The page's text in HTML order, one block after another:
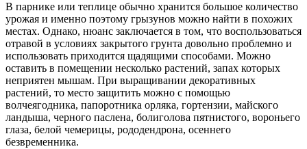
В парнике или теплице обычно хранится большое количество
урожая и именно поэтому грызунов можно найти в похожих
местах. Однако, нюанс заключается в том, что воспользоваться
отравой в условиях закрытого грунта довольно проблемно и
использовать приходится щадящими способами. Можно
оставить в помещении несколько растений, запах которых
неприятен мышам. При выращивании декоративных
растений, то место защитить можно с помощью
волчеягодника, папоротника орляка, гортензии, майского
ландыша, черного паслена, болиголова пятнистого, вороньего
глаза, белой чемерицы, рододендрона, осеннего
безвременника.